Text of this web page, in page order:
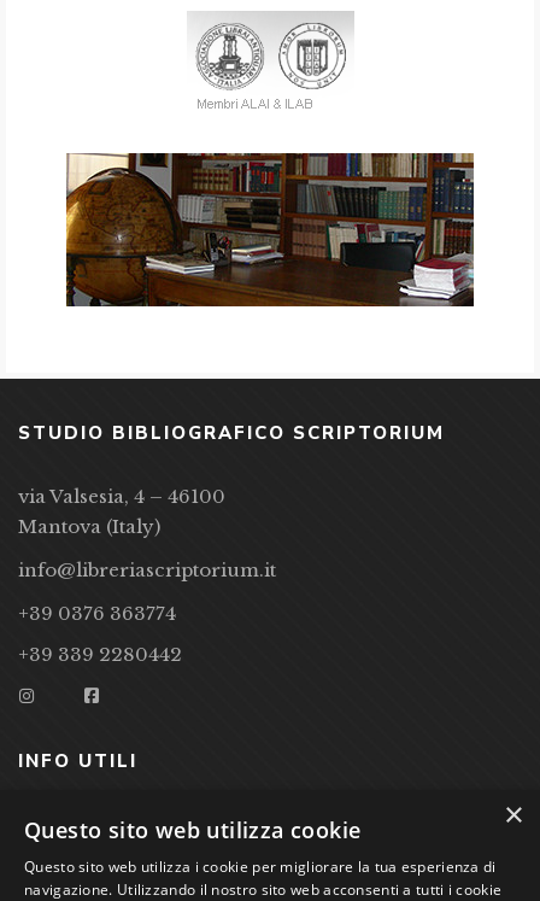
STUDIO BIBLIOGRAFICO SCRIPTORIUM
via Valsesia, 4 – 46100
Mantova (Italy)
info@libreriascriptorium.it
+39 0376 363774
+39 339 2280442
INFO UTILI
CONDIZIONI DI VENDITA
PRIVACY POLICY
×
Questo sito web utilizza cookie
Questo sito web utilizza i cookie per migliorare la tua esperienza di
navigazione. Utilizzando il nostro sito web acconsenti a tutti i cookie